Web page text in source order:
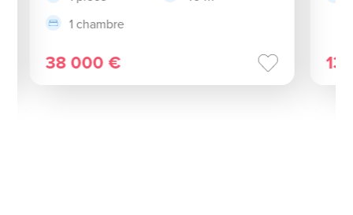
1 chambre
38 000 € 13